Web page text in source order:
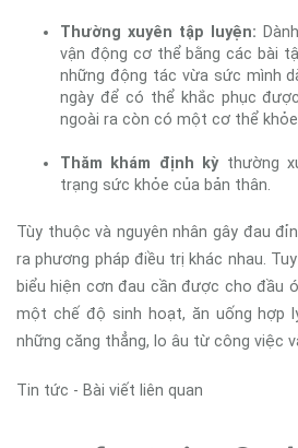
Thường xuyên tập luyện:
vận động cơ thể bằng các bài
những động tác vừa sức mình
ngày để có thể khắc phục
ngoài ra còn có một cơ thể
Thăm khám định kỳthường
trạng sức khỏe của bản thân.
Tùy thuộc và nguyên nhân gây đau
ra phương pháp điều trị khác nhau.
biểu hiện cơn đau cần được cho đầu
một chế độ sinh hoạt, ăn uống hợp
những căng thẳng, lo âu từ công việc
Tin tức - Bài viết liên quan